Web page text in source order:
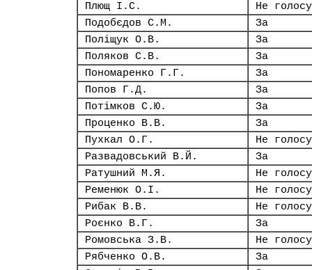
Плющ І.С.
Не
Подобєдов С.М.
За
Поліщук О.В.
За
Поляков С.В.
За
Пономаренко Г.Г.
За
Попов Г.Д.
За
Потімков С.Ю.
За
Проценко В.В.
За
Пухкал О.Г.
Не
Развадовський В.Й.
За
Ратушний М.Я.
Не
Ременюк О.І.
Не
Рибак В.В.
Не
Роєнко В.Г.
За
Ромовська З.В.
Не
Рябченко О.В.
За